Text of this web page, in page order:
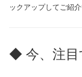
ックアップしてご紹介
◆ 今、注